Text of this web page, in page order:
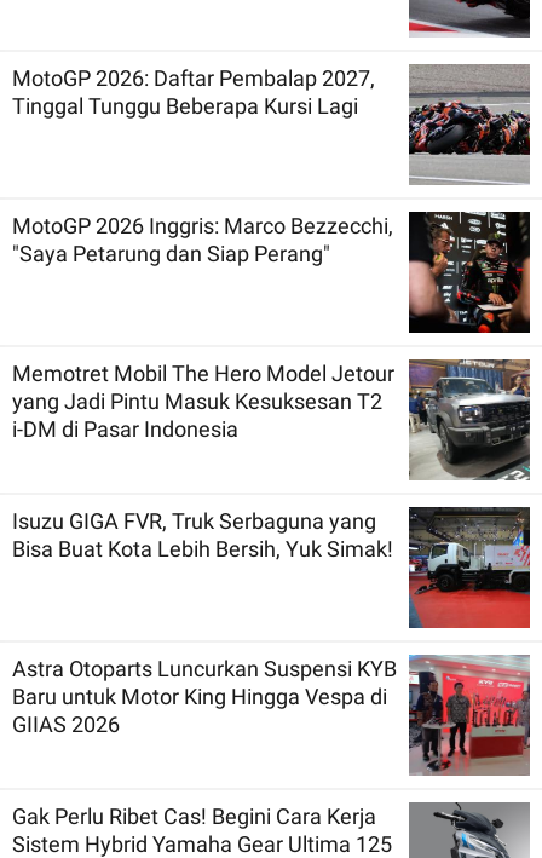
MotoGP 2026: Daftar Pembalap 2027,
Tinggal Tunggu Beberapa Kursi Lagi
MotoGP 2026 Inggris: Marco Bezzecchi,
"Saya Petarung dan Siap Perang"
Memotret Mobil The Hero Model Jetour
yang Jadi Pintu Masuk Kesuksesan T2
i-DM di Pasar Indonesia
Isuzu GIGA FVR, Truk Serbaguna yang
Bisa Buat Kota Lebih Bersih, Yuk Simak!
Astra Otoparts Luncurkan Suspensi KYB
Baru untuk Motor King Hingga Vespa di
GIIAS 2026
Gak Perlu Ribet Cas! Begini Cara Kerja
Sistem Hybrid Yamaha Gear Ultima 125